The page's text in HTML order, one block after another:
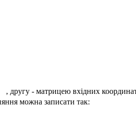
, другу - матрицею вхідних
можна записати так: